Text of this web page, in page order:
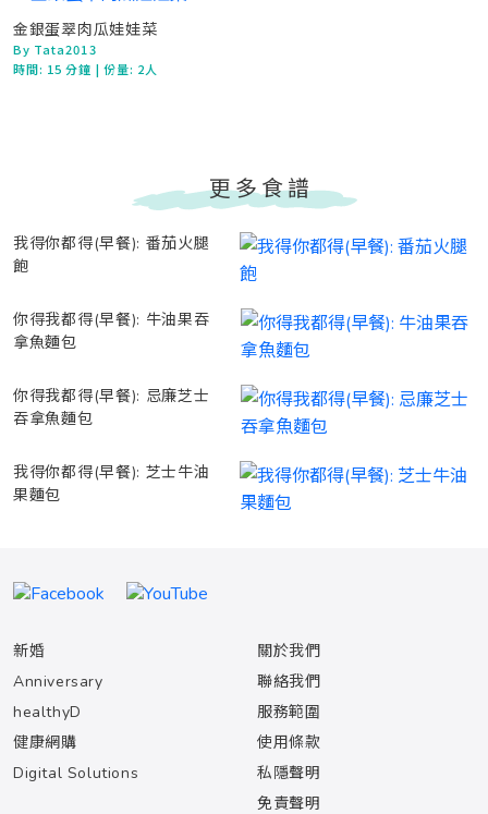
金銀蛋翠肉瓜娃娃菜
By Tata2013
時間: 15 分鐘 | 份量: 2人
更多食譜
我得你都得(早餐): 番茄火腿
飽
你得我都得(早餐): 牛油果吞
拿魚麵包
你得我都得(早餐): 忌廉芝士
吞拿魚麵包
我得你都得(早餐): 芝士牛油
果麵包
新婚
Anniversary
healthyD
健康網購
Digital Solutions
關於我們
聯絡我們
服務範圍
使用條款
私隱聲明
免責聲明